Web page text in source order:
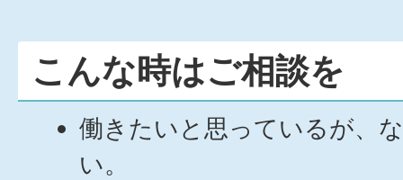
こんな時はご相談を
働きたいと思っているが、
い。